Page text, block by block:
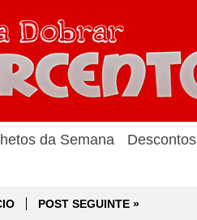
da Semana Descontos
POST SEGUINTE »